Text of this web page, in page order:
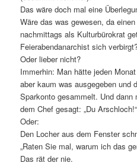
Das wäre doch mal eine
Wäre das was gewesen, da
nachmittags als Kulturbürokrat
Feierabendanarchist sich
Oder lieber nicht?
Immerhin: Man hätte jeden
aber kaum was ausgegeben und
Sparkonto gesammelt. Und
dem Chef gesagt: „Du Arschloch!“
Oder:
Den Locher aus dem Fenster
„Raten Sie mal, warum ich das
Das rät der nie.